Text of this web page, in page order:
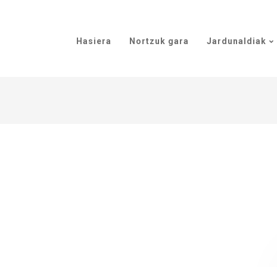
Hasiera Nortzuk gara Jardunaldiak